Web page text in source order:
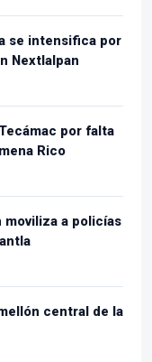
se intensifica por
Nextlalpan
por falta
Rico
moviliza a policías
central de la